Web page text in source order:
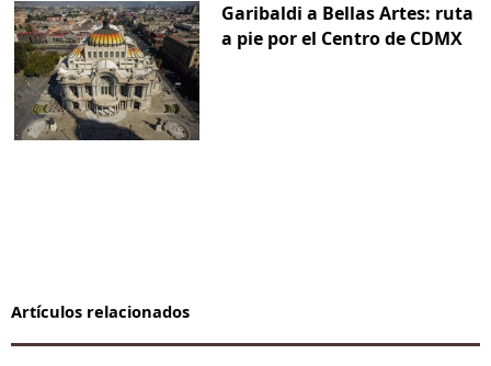
Garibaldi a Bellas Artes: ruta
a pie por el Centro de CDMX
Artículos relacionados